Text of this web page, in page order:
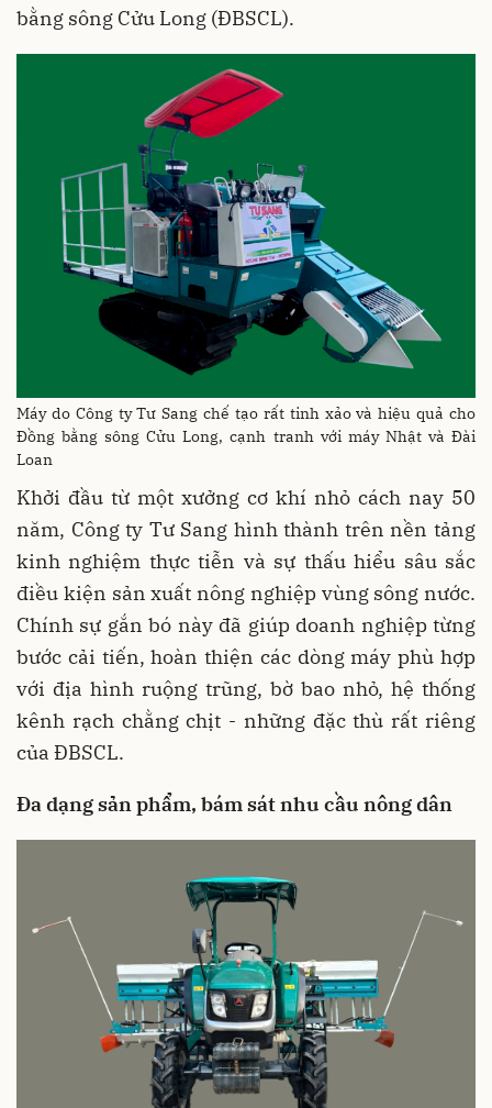
bằng sông Cửu Long (ĐBSCL).
Máy do Công ty Tư Sang chế tạo rất tinh xảo và hiệu quả cho
Đồng bằng sông Cửu Long, cạnh tranh với máy Nhật và Đài
Loan
Khởi đầu từ một xưởng cơ khí nhỏ cách nay 50
năm, Công ty Tư Sang hình thành trên nền tảng
kinh nghiệm thực tiễn và sự thấu hiểu sâu sắc
điều kiện sản xuất nông nghiệp vùng sông nước.
Chính sự gắn bó này đã giúp doanh nghiệp từng
bước cải tiến, hoàn thiện các dòng máy phù hợp
với địa hình ruộng trũng, bờ bao nhỏ, hệ thống
kênh rạch chằng chịt - những đặc thù rất riêng
của ĐBSCL.
Đa dạng sản phẩm, bám sát nhu cầu nông dân